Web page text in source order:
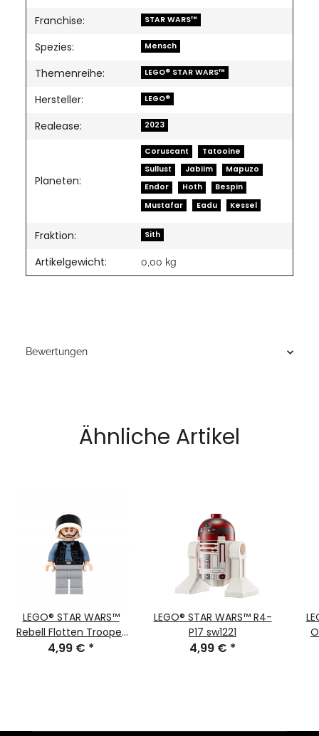
Franchise: STAR WARS™
Spezies: Mensch
Themenreihe: LEGO® STAR WARS™
Hersteller: LEGO®
Realease: 2023
Planeten:
Coruscant
Tatooine
Sullust
Jabiim
Mapuzo
Endor
Hoth
Bespin
Mustafar
Eadu Kessel
Fraktion: Sith
Artikelgewicht: 0,00 kg
Bewertungen
Ähnliche Artikel
LEGO® STAR WARS™
Rebell Flotten Trooper
sw1285
4,99 € *
LEGO® STAR WARS™ R4-
P17 sw1221
4,99 € *